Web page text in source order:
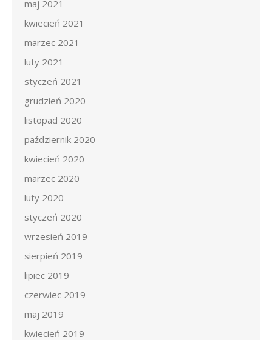
maj 2021
kwiecień 2021
marzec 2021
luty 2021
styczeń 2021
grudzień 2020
listopad 2020
październik 2020
kwiecień 2020
marzec 2020
luty 2020
styczeń 2020
wrzesień 2019
sierpień 2019
lipiec 2019
czerwiec 2019
maj 2019
kwiecień 2019